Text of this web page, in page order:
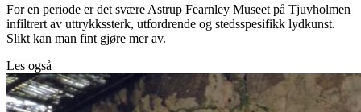
For en periode er det svære Astrup Fearnley Museet på Tjuvholmen
infiltrert av uttrykkssterk, utfordrende og stedsspesifikk lydkunst.
Slikt kan man fint gjøre mer av.
Les også